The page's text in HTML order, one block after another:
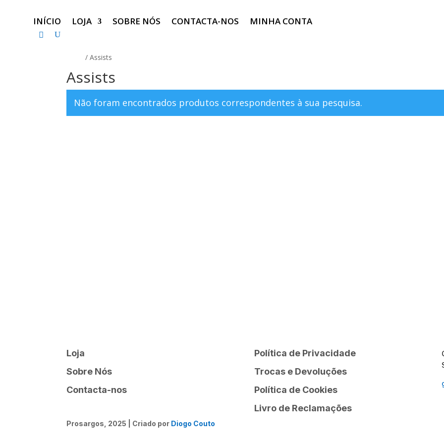
INÍCIO LOJA SOBRE NÓS CONTACTA-NOS MINHA CONTA
/ Assists
Assists
Não foram encontrados produtos correspondentes à sua pesquisa.
Loja
Sobre Nós
Contacta-nos
Prosargos, 2025 | Criado por Diogo Couto
Política de Privacidade
Trocas e Devoluções
Política de Cookies
Livro de Reclamações